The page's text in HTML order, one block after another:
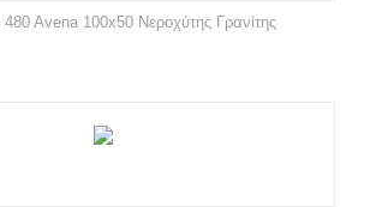
Avena 100x50 Νεροχύτης Γρανίτης